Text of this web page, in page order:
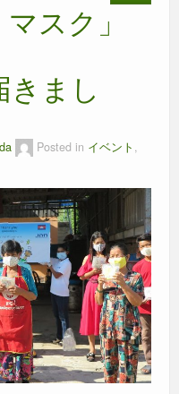
スク」
まし
Posted in イベント ,